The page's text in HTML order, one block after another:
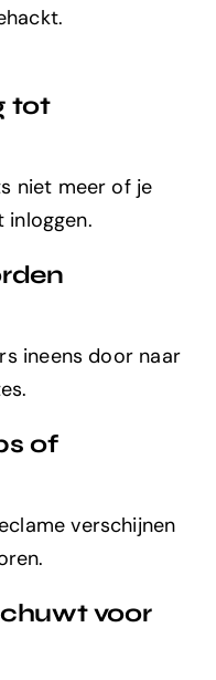
tot
niet meer of je
ineens door naar
of
verschijnen
voor